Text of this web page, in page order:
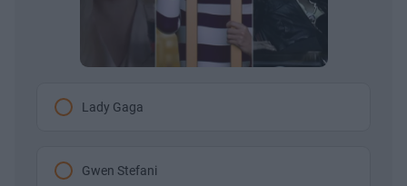
Lady Gaga
Gwen Stefani